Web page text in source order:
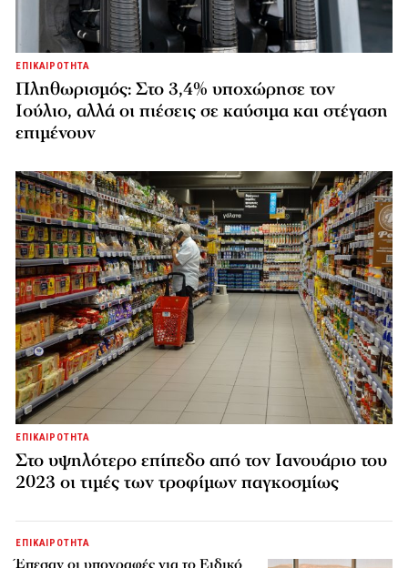
ΕΠΙΚΑΙΡΟΤΗΤΑ
Πληθωρισμός: Στο 3,4% υποχώρησε τον
Ιούλιο, αλλά οι πιέσεις σε καύσιμα και στέγαση
επιμένουν
ΕΠΙΚΑΙΡΟΤΗΤΑ
Στο υψηλότερο επίπεδο από τον Ιανουάριο του
2023 οι τιμές των τροφίμων παγκοσμίως
ΕΠΙΚΑΙΡΟΤΗΤΑ